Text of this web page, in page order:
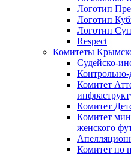
Логотип
Логотип
Логотип
Respect
Комитеты
Судейско-
Комитет
Комитет
Комитет
женского
Комитет по